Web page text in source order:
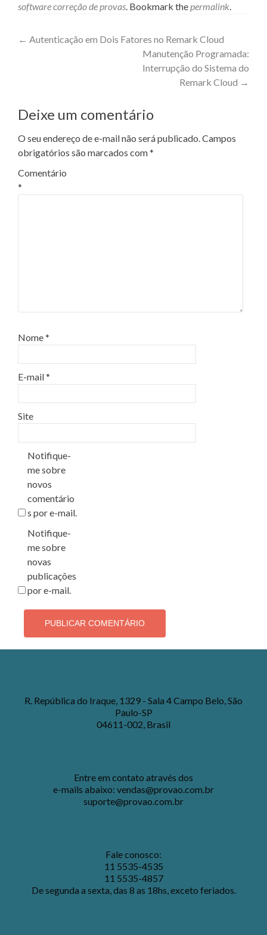
software correção de provas. Bookmark thepermalink.
Post
← Autenticação em Dois Fatores no Remark Cloud
Manutenção Programada:
Interrupção do Sistema do
Remark Cloud →
Deixe um comentário
O seu endereço de e-mail não será publicado.Campos
obrigatórios são marcados com*
Comentário
*
Nome*
E-mail*
Site
Notifique-
me sobre
novos
comentário
s por e-mail.
Notifique-
me sobre
novas
publicações
por e-mail.
R. República do Iraque, 1329 - Sala 4 Campo Belo, São
Paulo-SP
04611-002, Brasil
Entre em contato através dos
e-mails abaixo: vendas@provao.com.br
suporte@provao.com.br
Fale conosco:
11 5535-4535
11 5535-4857
De segunda a sexta, das 8 as 18hs, exceto feriados.